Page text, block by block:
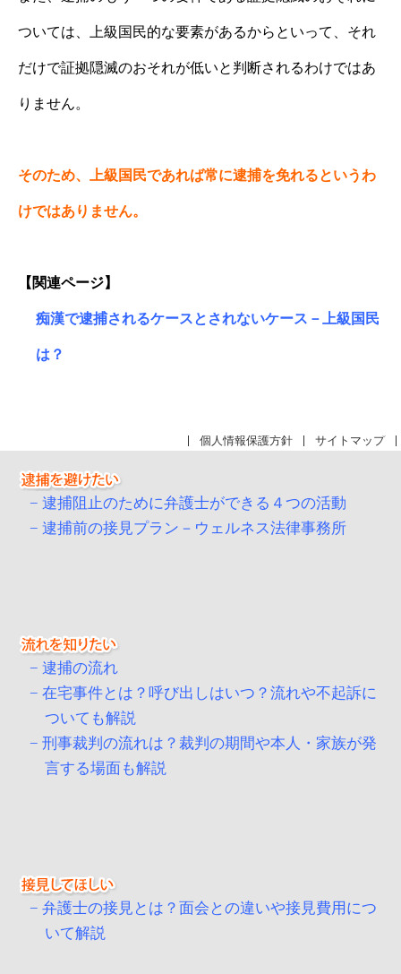
ついては、上級国民的な要素があるからといって、それ
だけで証拠隠滅のおそれが低いと判断されるわけではあ
りません。
そのため、上級国民であれば常に逮捕を免れるというわ
けではありません。
【関連ページ】
痴漢で逮捕されるケースとされないケース－上級国民
は？
個人情報保護方針 サイトマップ
逮捕阻止のために弁護士ができる４つの活動
逮捕前の接見プラン－ウェルネス法律事務所
逮捕の流れ
在宅事件とは？呼び出しはいつ？流れや不起訴に
ついても解説
刑事裁判の流れは？裁判の期間や本人・家族が発
言する場面も解説
弁護士の接見とは？面会との違いや接見費用につ
いて解説